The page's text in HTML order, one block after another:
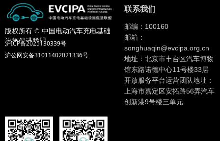
版权所有 © 中国电动汽车充电基础
设施促进联盟
沪ICP备2025130339号
沪公网安备31011402021336号
联系我们
邮编：100160
邮箱：
songhuaqin@evcipa.org.cn
地址：北京市丰台区汽车博物
馆东路诺德中心11号楼33层
开放服务平台运营团队地址：
上海市嘉定区安拓路56弄汽车
创新港9号楼三单元